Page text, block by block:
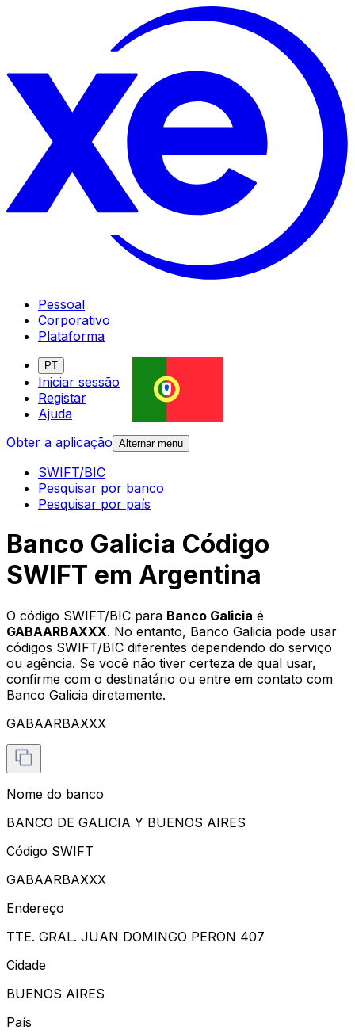
Pessoal
Corporativo
Plataforma
PT
Iniciar sessão
Registar
Ajuda
Obter a aplicação Alternar menu
SWIFT/BIC
Pesquisar por banco
Pesquisar por país
Banco Galicia Código
SWIFT em Argentina
O código SWIFT/BIC para Banco Galicia é
GABAARBAXXX. No entanto, Banco Galicia pode usar
códigos SWIFT/BIC diferentes dependendo do serviço
ou agência. Se você não tiver certeza de qual usar,
confirme com o destinatário ou entre em contato com
Banco Galicia diretamente.
GABAARBAXXX
Nome do banco
BANCO DE GALICIA Y BUENOS AIRES
Código SWIFT
GABAARBAXXX
Endereço
TTE. GRAL. JUAN DOMINGO PERON 407
Cidade
BUENOS AIRES
País